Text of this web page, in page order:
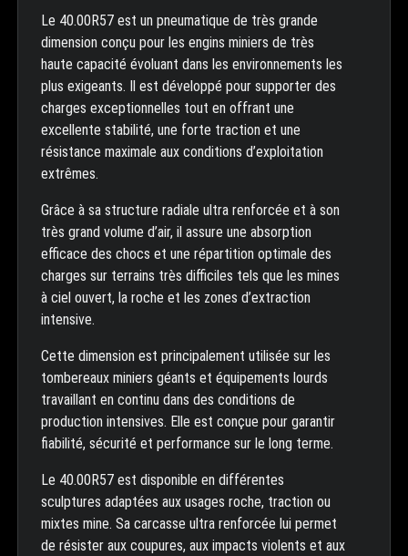
Le 40.00R57 est un pneumatique de très grande
dimension conçu pour les engins miniers de très
haute capacité évoluant dans les environnements les
plus exigeants. Il est développé pour supporter des
charges exceptionnelles tout en offrant une
excellente stabilité, une forte traction et une
résistance maximale aux conditions d’exploitation
extrêmes.
Grâce à sa structure radiale ultra renforcée et à son
très grand volume d’air, il assure une absorption
efficace des chocs et une répartition optimale des
charges sur terrains très difficiles tels que les mines
à ciel ouvert, la roche et les zones d’extraction
intensive.
Cette dimension est principalement utilisée sur les
tombereaux miniers géants et équipements lourds
travaillant en continu dans des conditions de
production intensives. Elle est conçue pour garantir
fiabilité, sécurité et performance sur le long terme.
Le 40.00R57 est disponible en différentes
sculptures adaptées aux usages roche, traction ou
mixtes mine. Sa carcasse ultra renforcée lui permet
de résister aux coupures, aux impacts violents et aux